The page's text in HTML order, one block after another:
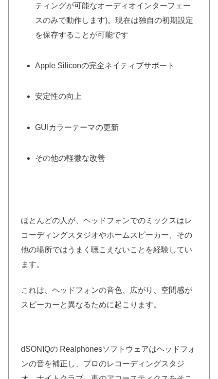
ティングが可能なオーディオインターフェー
スのみで動作します)。現在は独自の初期設定
を保存することが可能です
Apple Siliconの完全ネイティブサポート
安定性の向上
GUIカラーテーマの更新
その他の軽微な改善
ほとんどの人が、ヘッドフォンでのミックスはレ
コーディングスタジオやホームスピーカー、その
他の場所ではうまく聴こえないことを経験してい
ます。
これは、ヘッドフォンの音色、広がり、空間感が
スピーカーと異なるために起こります。
dSONIQの Realphonesソフトウェアはヘッドフォ
ンの音を補正し、プロのレコーディングスタジ